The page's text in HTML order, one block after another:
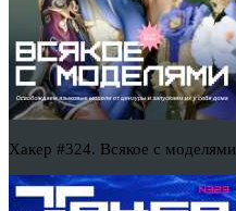
Хакер #324. Всякое с моделями